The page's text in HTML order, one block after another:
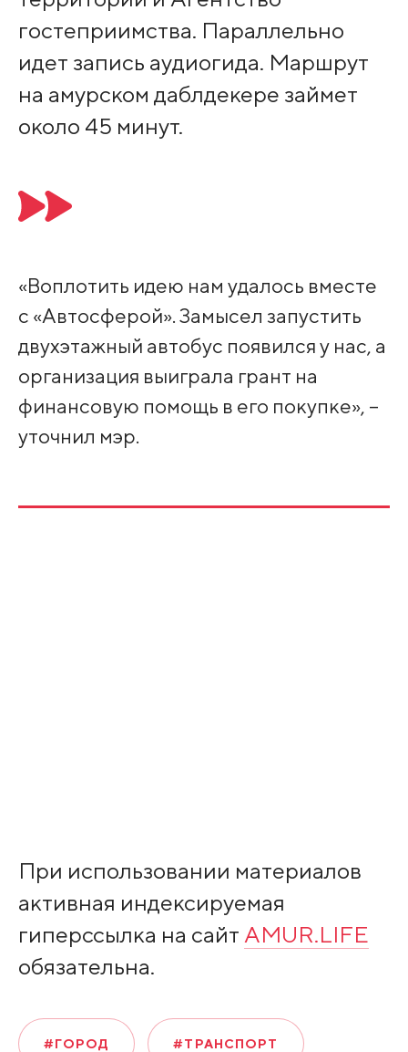
гостеприимства. Параллельно
идет запись аудиогида. Маршрут
на амурском даблдекере займет
около 45 минут.
«Воплотить идею нам удалось вместе
с «Автосферой». Замысел запустить
двухэтажный автобус появился у нас, а
организация выиграла грант на
финансовую помощь в его покупке», –
уточнил мэр.
При использовании материалов
активная индексируемая
гиперссылка на сайт AMUR.LIFE
обязательна.
#ГОРОД #ТРАНСПОРТ